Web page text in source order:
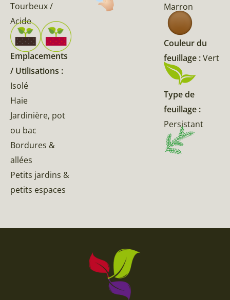
Tourbeux /
Acide
Emplacements
/ Utilisations :
Isolé
Haie
Jardinière, pot
ou bac
Bordures &
allées
Petits jardins &
petits espaces
Marron
Couleur du
feuillage :Vert
Type de
feuillage :
Persistant